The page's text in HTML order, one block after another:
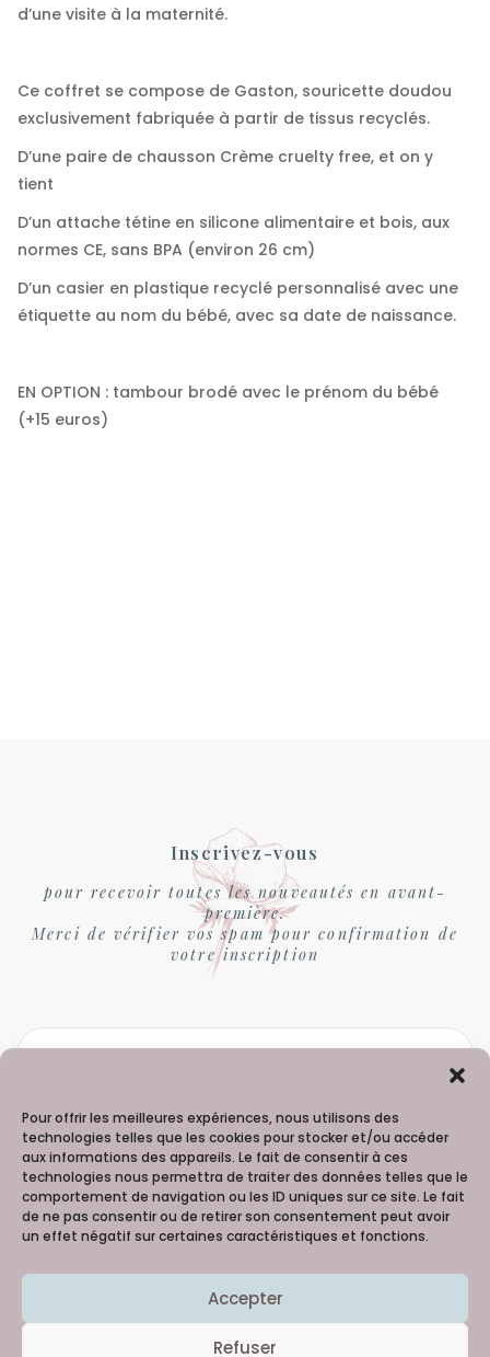
Pour offrir les meilleures expériences, nous utilisons des
technologies telles que les cookies pour stocker et/ou accéder
aux informations des appareils. Le fait de consentir à ces
technologies nous permettra de traiter des données telles que le
comportement de navigation ou les ID uniques sur ce site. Le fait
de ne pas consentir ou de retirer son consentement peut avoir
un effet négatif sur certaines caractéristiques et fonctions.
Accepter
Refuser
d’une visite à la maternité.
Ce coffret se compose de Gaston, souricette doudou
exclusivement fabriquée à partir de tissus recyclés.
D’une paire de chausson Crème cruelty free, et on y
tient
D’un attache tétine en silicone alimentaire et bois, aux
normes CE, sans BPA (environ 26 cm)
D’un casier en plastique recyclé personnalisé avec une
étiquette au nom du bébé, avec sa date de naissance.
EN OPTION : tambour brodé avec le prénom du bébé
(+15 euros)
Inscrivez-vous
pour recevoir toutes les nouveautés en avant-
première.
Merci de vérifier vos spam pour confirmation de
votre inscription
Madame Hortense - 06 98 91 99 60
Copyright © 2021Creativattitude
Merci à la talentueuse Lilie Picture